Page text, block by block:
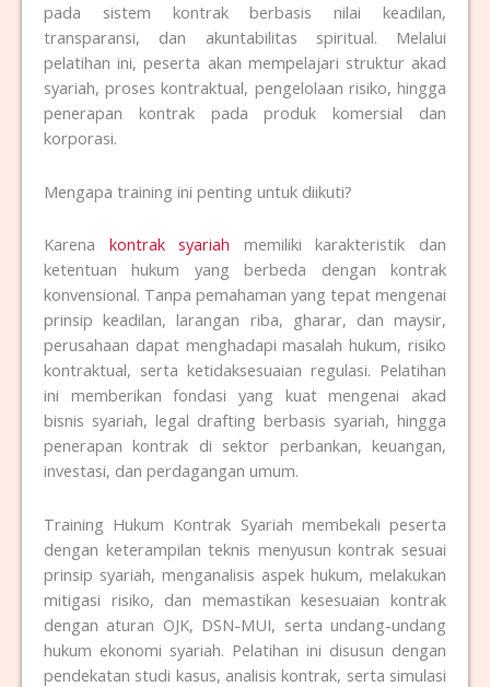
pada sistem kontrak berbasis nilai keadilan,
transparansi, dan akuntabilitas spiritual. Melalui
pelatihan ini, peserta akan mempelajari struktur akad
syariah, proses kontraktual, pengelolaan risiko, hingga
penerapan kontrak pada produk komersial dan
korporasi.
Mengapa training ini penting untuk diikuti?
Karena kontrak syariah memiliki karakteristik dan
ketentuan hukum yang berbeda dengan kontrak
konvensional. Tanpa pemahaman yang tepat mengenai
prinsip keadilan, larangan riba, gharar, dan maysir,
perusahaan dapat menghadapi masalah hukum, risiko
kontraktual, serta ketidaksesuaian regulasi. Pelatihan
ini memberikan fondasi yang kuat mengenai akad
bisnis syariah, legal drafting berbasis syariah, hingga
penerapan kontrak di sektor perbankan, keuangan,
investasi, dan perdagangan umum.
Training Hukum Kontrak Syariah membekali peserta
dengan keterampilan teknis menyusun kontrak sesuai
prinsip syariah, menganalisis aspek hukum, melakukan
mitigasi risiko, dan memastikan kesesuaian kontrak
dengan aturan OJK, DSN-MUI, serta undang-undang
hukum ekonomi syariah. Pelatihan ini disusun dengan
pendekatan studi kasus, analisis kontrak, serta simulasi